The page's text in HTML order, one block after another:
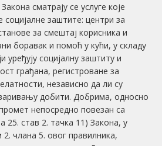
сматрају се услуге које
социјалне заштите: центри за
за смештај корисника и
боравак и помоћ у кући, у складу
уређују социјалну заштиту и
грађана, регистроване за
независно да ли су
добити. Добрима, односно
промет непосредно повезан са
25. став 2. тачка 11) Закона, у
2. члана 5. овог правилника,